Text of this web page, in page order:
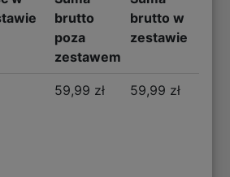
brutto
poza
zestawem
brutto w
zestawie
59,99 zł 59,99 zł